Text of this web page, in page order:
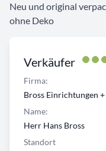
Verkäufer
Firma:
Bross Einrichtungen
Name:
Herr Hans Bross
Standort
Neu und original
ohne Deko